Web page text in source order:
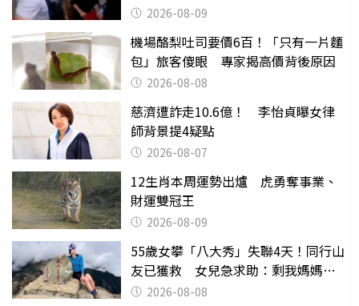
2026-08-09
機場酪梨吐司要價6百！「只有一片麵
包」旅客傻眼 專家揭高價背後原因
2026-08-08
慈濟遭詐走10.6億！ 李怡貞曝女律
師背景提4疑點
2026-08-07
12生肖本周運勢出爐 虎勇奪事業、
財運雙冠王
2026-08-09
55歲女攀「八大秀」失聯4天！同行山
友已獲救 女兒急求助：剩我媽媽還
沒找到
2026-08-08